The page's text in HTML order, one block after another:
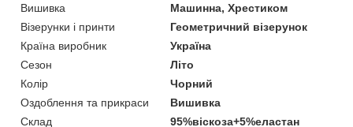
Вишивка
Машинна, Хрестиком
Візерунки і принти
Геометричний візерунок
Країна виробник
Україна
Сезон
Літо
Колір
Чорний
Оздоблення та прикраси
Вишивка
Склад
95%віскоза+5%еластан